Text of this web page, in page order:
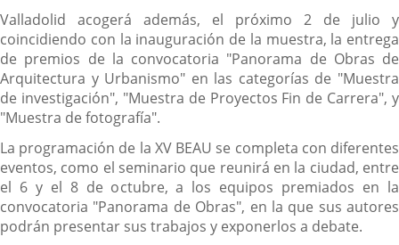
Valladolid acogerá además, el próximo 2 de julio y
coincidiendo con la inauguración de la muestra, la entrega
de premios de la convocatoria "Panorama de Obras de
Arquitectura y Urbanismo" en las categorías de "Muestra
de investigación", "Muestra de Proyectos Fin de Carrera", y
"Muestra de fotografía".
La programación de la XV BEAU se completa con diferentes
eventos, como el seminario que reunirá en la ciudad, entre
el 6 y el 8 de octubre, a los equipos premiados en la
convocatoria "Panorama de Obras", en la que sus autores
podrán presentar sus trabajos y exponerlos a debate.